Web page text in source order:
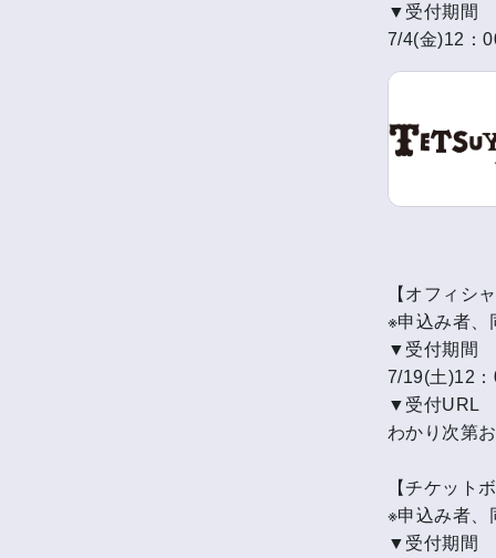
▼受付期間
7/4(金)12：
【オフィシ
※申込み者、
▼受付期間
7/19(土)12
▼受付URL
わかり次第
【チケット
※申込み者、
▼受付期間